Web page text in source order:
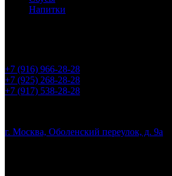
Напитки
+7 (916) 966-28-28
+7 (925) 268-28-28
+7 (917) 538-28-28
г. Москва, Оболенский переулок, д. 9а